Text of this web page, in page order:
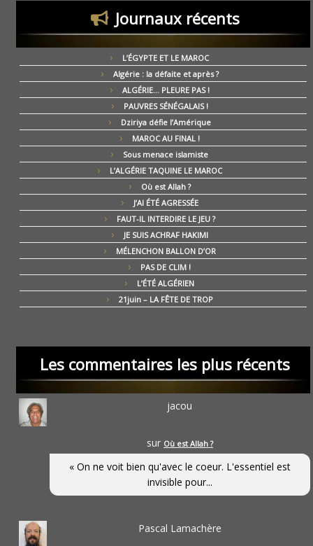
Journaux récents
L’ÉGYPTE ET LE MAROC
Algérie : la défaite et après ?
ALGÉRIE… PLEURE PAS !
PAUVRES SÉNÉGALAIS !
Dziriya défie l’Amérique
MAROC AU FINAL !
Sous menace islamiste
L’ALGÉRIE TAQUINE LE MAROC
Où est Allah ?
J’AI ÉTÉ AGRESSÉE
FAUT-IL INTERDIRE LE JEU ?
JE SUIS ACHRAF HAKIMI
MÉLENCHON BALLON D’OR
PAS DE CLIM !
L’ÉTÉ ALGÉRIEN
21juin – LA FÊTE DE TROP
Les commentaires les plus récents
jacou
sur Où est Allah ?
« On ne voit bien qu'avec le coeur. L'essentiel est
invisible pour...
Pascal Lamachère